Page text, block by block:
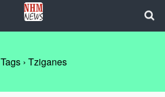
Tags › Tziganes